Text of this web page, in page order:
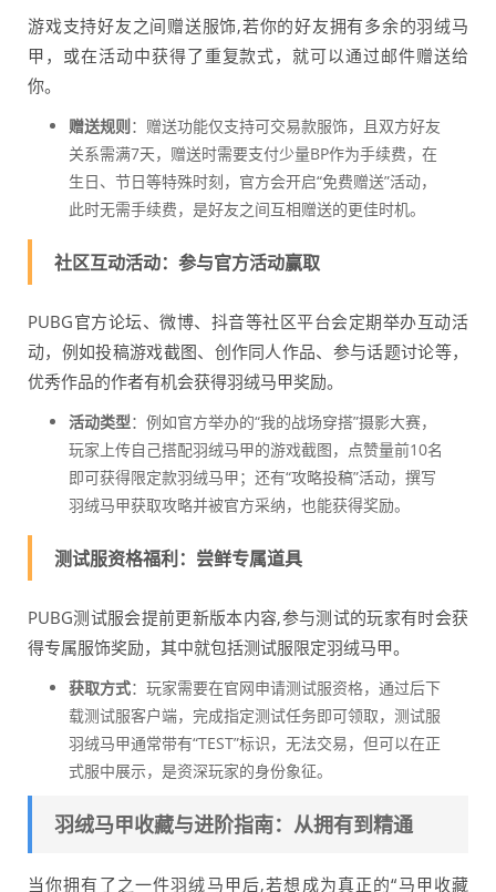
游戏支持好友之间赠送服饰,若你的好友拥有多余的羽绒马
甲，或在活动中获得了重复款式，就可以通过邮件赠送给
你。
赠送规则：赠送功能仅支持可交易款服饰，且双方好友
关系需满7天，赠送时需要支付少量BP作为手续费，在
生日、节日等特殊时刻，官方会开启“免费赠送”活动，
此时无需手续费，是好友之间互相赠送的更佳时机。
社区互动活动：参与官方活动赢取
PUBG官方论坛、微博、抖音等社区平台会定期举办互动活
动，例如投稿游戏截图、创作同人作品、参与话题讨论等，
优秀作品的作者有机会获得羽绒马甲奖励。
活动类型：例如官方举办的“我的战场穿搭”摄影大赛，
玩家上传自己搭配羽绒马甲的游戏截图，点赞量前10名
即可获得限定款羽绒马甲；还有“攻略投稿”活动，撰写
羽绒马甲获取攻略并被官方采纳，也能获得奖励。
测试服资格福利：尝鲜专属道具
PUBG测试服会提前更新版本内容,参与测试的玩家有时会获
得专属服饰奖励，其中就包括测试服限定羽绒马甲。
获取方式：玩家需要在官网申请测试服资格，通过后下
载测试服客户端，完成指定测试任务即可领取，测试服
羽绒马甲通常带有“TEST”标识，无法交易，但可以在正
式服中展示，是资深玩家的身份象征。
羽绒马甲收藏与进阶指南：从拥有到精通
当你拥有了之一件羽绒马甲后,若想成为真正的“马甲收藏